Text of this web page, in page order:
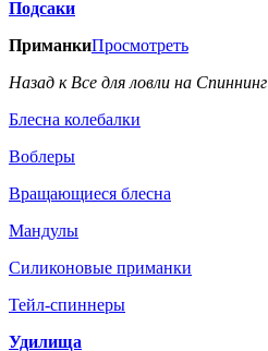
Подсаки
ПриманкиПросмотреть
Назад к Все для ловли на Спиннинг
Блесна колебалки
Воблеры
Вращающиеся блесна
Мандулы
Силиконовые приманки
Тейл-спиннеры
Удилища